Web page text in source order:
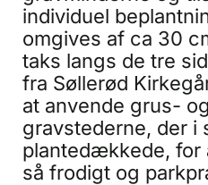
individuel
omgives af ca 30
taks langs de tre
fra Søllerød
at anvende grus-
gravstederne, der
plantedækkede, for
så frodigt og